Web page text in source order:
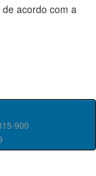
acordo com a
900